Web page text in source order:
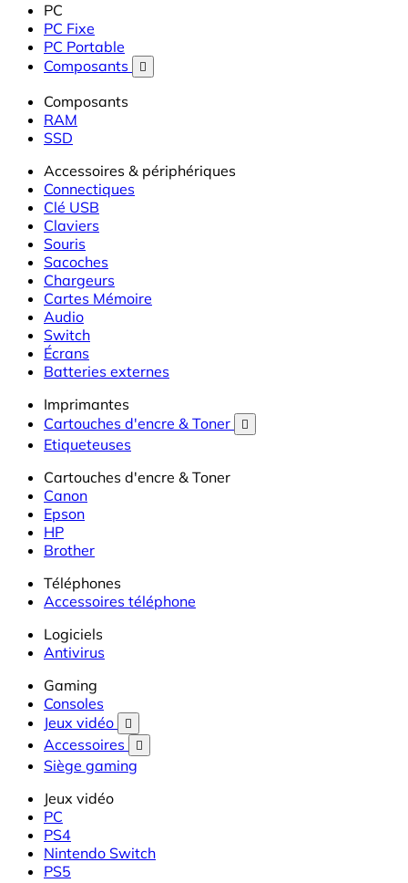
PC
PC Fixe
PC Portable
Composants

Composants
RAM
SSD
Accessoires & périphériques
Connectiques
Clé USB
Claviers
Souris
Sacoches
Chargeurs
Cartes Mémoire
Audio
Switch
Écrans
Batteries externes
Imprimantes
Cartouches d'encre & Toner

Etiqueteuses
Cartouches d'encre & Toner
Canon
Epson
HP
Brother
Téléphones
Accessoires téléphone
Logiciels
Antivirus
Gaming
Consoles
Jeux vidéo

Accessoires 
Siège gaming
Jeux vidéo
PC
PS4
Nintendo Switch
PS5